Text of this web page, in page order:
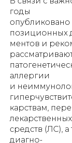
годы
позиционных
ментов и
аллергии
и
карствам,
лекарственных
средств (ЛС),
диагно-